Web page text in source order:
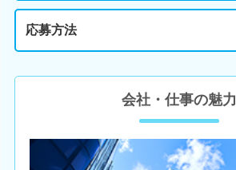
応募方法
会社・仕事の魅力